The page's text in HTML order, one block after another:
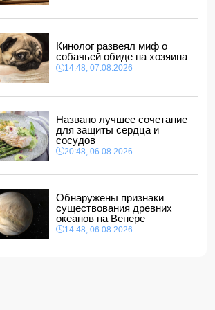
07.08.2026
посла
07.08.2026
в шоке после отказа Родри от
в "Реал"
Алиев подписал распоряжения в
с двумя дипломатами
07.08.2026
погоды в Азербайджане на 8 августа
07.08.2026
ищут сотрудников с
до 10 000 манатов
07.08.2026
Кинолог развеял миф о
собачьей обиде на хозяина
14:48, 07.08.2026
Названо лучшее сочетание
для защиты сердца и
сосудов
20:48, 06.08.2026
Обнаружены признаки
существования древних
океанов на Венере
14:48, 06.08.2026